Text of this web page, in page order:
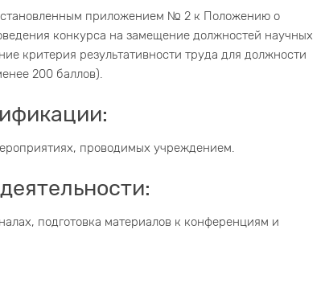
приложением № 2 к Положению о
конкурса на замещение должностей научных
критерия результативности труда для должности
200 баллов).
проводимых учреждением.
подготовка материалов к конференциям и